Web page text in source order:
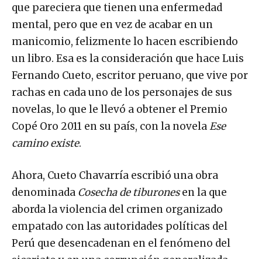
que pareciera que tienen una enfermedad
mental, pero que en vez de acabar en un
manicomio, felizmente lo hacen escribiendo
un libro. Esa es la consideración que hace Luis
Fernando Cueto, escritor peruano, que vive por
rachas en cada uno de los personajes de sus
novelas, lo que le llevó a obtener el Premio
Copé Oro 2011 en su país, con la novelaEse
camino existe.
Ahora, Cueto Chavarría escribió una obra
denominada Cosecha de tiburonesen la que
aborda la violencia del crimen organizado
empatado con las autoridades políticas del
Perú que desencadenan en el fenómeno del